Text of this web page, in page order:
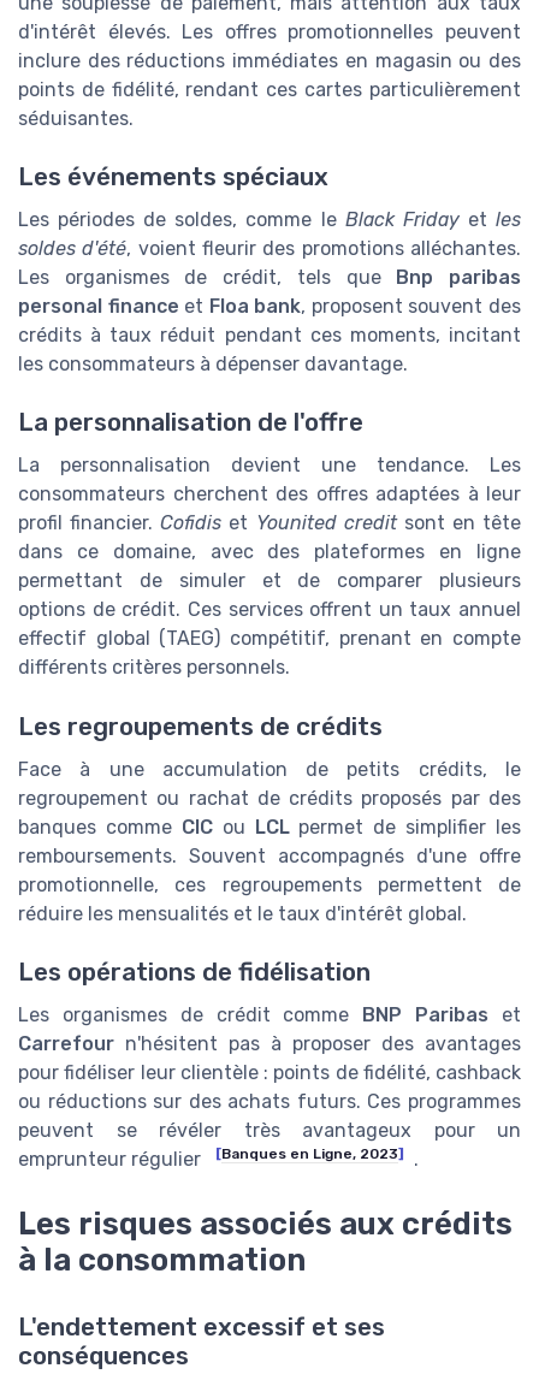
d'intérêt élevés. Les offres promotionnelles peuvent
inclure des réductions immédiates en magasin ou des
points de fidélité, rendant ces cartes particulièrement
séduisantes.
Les événements spéciaux
Les périodes de soldes, comme le Black Fridayetles
soldes d'été, voient fleurir des promotions alléchantes.
Les organismes de crédit, tels que Bnp paribas
personal finance et Floa bank, proposent souvent des
crédits à taux réduit pendant ces moments, incitant
les consommateurs à dépenser davantage.
La personnalisation de l'offre
La personnalisation devient une tendance. Les
consommateurs cherchent des offres adaptées à leur
profil financier.Cofidis et Younited creditsont en tête
dans ce domaine, avec des plateformes en ligne
permettant de simuler et de comparer plusieurs
options de crédit. Ces services offrent un taux annuel
effectif global (TAEG) compétitif, prenant en compte
différents critères personnels.
Les regroupements de crédits
Face à une accumulation de petits crédits, le
regroupement ou rachat de crédits proposés par des
banques comme CICou LCLpermet de simplifier les
remboursements. Souvent accompagnés d'une offre
promotionnelle, ces regroupements permettent de
réduire les mensualités et le taux d'intérêt global.
Les opérations de fidélisation
Les organismes de crédit comme BNP Paribas et
Carrefour n'hésitent pas à proposer des avantages
pour fidéliser leur clientèle : points de fidélité, cashback
ou réductions sur des achats futurs. Ces programmes
peuvent se révéler très avantageux pour un
emprunteur régulier
[Banques en Ligne, 2023] .
Les risques associés aux crédits
à la consommation
L'endettement excessif et ses
conséquences